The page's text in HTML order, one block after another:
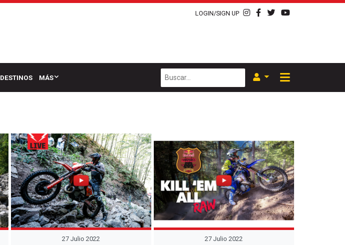
LOGIN/SIGN UP
DESTINOS MÁS
27 Julio 2022 27 Julio 2022